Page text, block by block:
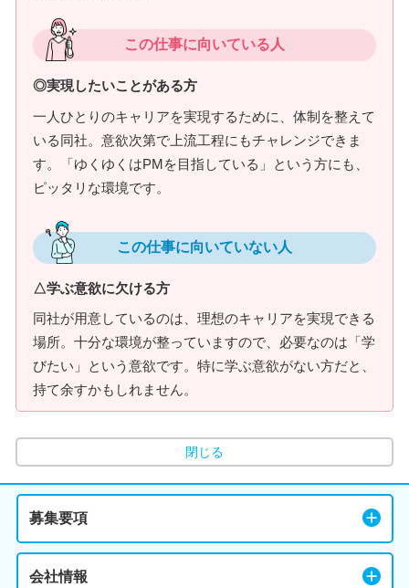
この仕事に向いている人
◎実現したいことがある方
一人ひとりのキャリアを実現するために、体制を整えて
いる同社。意欲次第で上流工程にもチャレンジできま
す。「ゆくゆくはPMを目指している」という方にも、
ピッタリな環境です。
この仕事に向いていない人
△学ぶ意欲に欠ける方
同社が用意しているのは、理想のキャリアを実現できる
場所。十分な環境が整っていますので、必要なのは「学
びたい」という意欲です。特に学ぶ意欲がない方だと、
持て余すかもしれません。
閉じる
募集要項
会社情報